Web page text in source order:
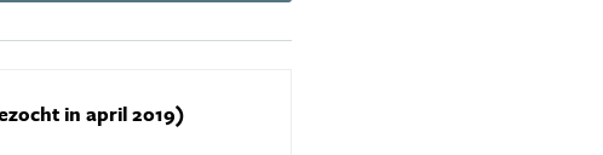
in april 2019)